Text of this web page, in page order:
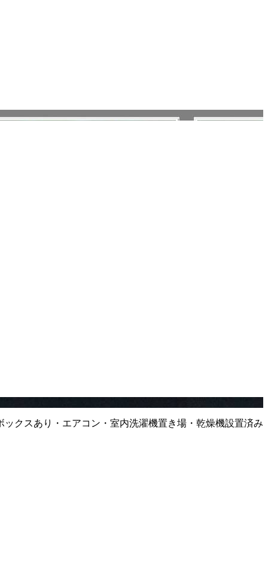
クスあり・エアコン・室内洗濯機置き場・乾燥機設置済み